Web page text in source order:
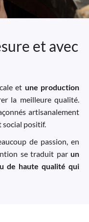
et avec
et une production
la meilleure qualité.
artisanalement
social positif.
de passion, en
se traduit par un
de haute qualité qui